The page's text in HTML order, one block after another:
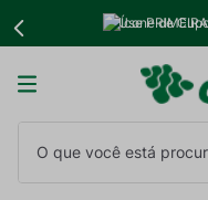
Use